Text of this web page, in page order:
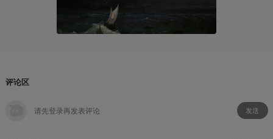
评论区
发送